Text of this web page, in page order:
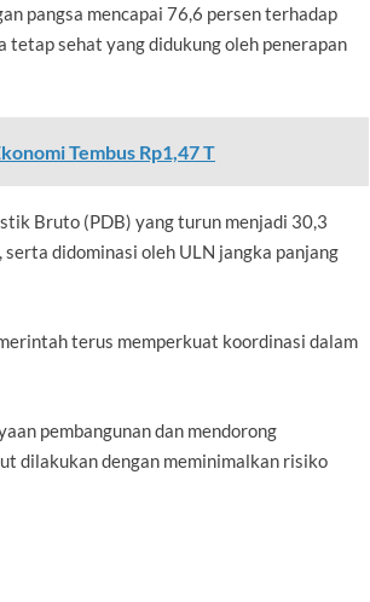
pangsa mencapai 76,6 persen terhadap
sehat yang didukung oleh penerapan
Tembus Rp1,47 T
Bruto (PDB) yang turun menjadi 30,3
didominasi oleh ULN jangka panjang
terus memperkuat koordinasi dalam
pembangunan dan mendorong
dilakukan dengan meminimalkan risiko